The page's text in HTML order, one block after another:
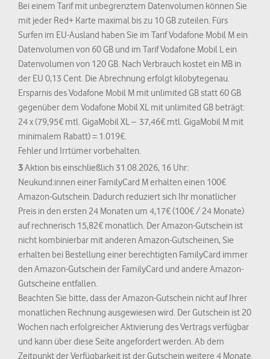
Bei einem Tarif mit unbegrenztem Datenvolumen können Sie
mit jeder Red+ Karte maximal bis zu 10 GB zuteilen. Fürs
Surfen im EU-Ausland haben Sie im Tarif Vodafone Mobil M ein
Datenvolumen von 60 GB und im Tarif Vodafone Mobil L ein
Datenvolumen von 120 GB. Nach Verbrauch kostet ein MB in
der EU 0,13 Cent. Die Abrechnung erfolgt kilobytegenau.
Ersparnis des Vodafone Mobil M mit unlimited GB statt 60 GB
gegenüber dem Vodafone Mobil XL mit unlimited GB beträgt:
24 x (79,95€ mtl. GigaMobil XL – 37,46€ mtl. GigaMobil M mit
minimalem Rabatt) = 1.019€.
Fehler und Irrtümer vorbehalten.
3Aktion bis einschließlich 31.08.2026, 16 Uhr:
Neukund:innen einer FamilyCard M erhalten einen 100€
Amazon-Gutschein. Dadurch reduziert sich Ihr monatlicher
Preis in den ersten 24 Monaten um 4,17€ (100€ / 24 Monate)
auf rechnerisch 15,82€ monatlich. Der Amazon-Gutschein ist
nicht kombinierbar mit anderen Amazon-Gutscheinen, Sie
erhalten bei Bestellung einer berechtigten FamilyCard immer
den Amazon-Gutschein der FamilyCard und andere Amazon-
Gutscheine entfallen.
Beachten Sie bitte, dass der Amazon-Gutschein nicht auf Ihrer
monatlichen Rechnung ausgewiesen wird. Der Gutschein ist 20
Wochen nach erfolgreicher Aktivierung des Vertrags verfügbar
und kann über diese Seite angefordert werden. Ab dem
Zeitpunkt der Verfügbarkeit ist der Gutschein weitere 4 Monate